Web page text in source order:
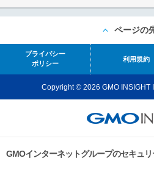
ページの
プライバシー
ポリシー
利用規約
Copyright © 2026 GMO INSIGHT
GMOインターネットグループのセキュ